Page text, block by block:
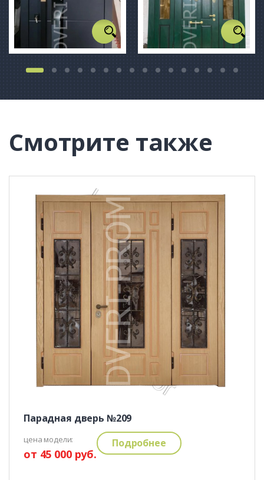
Смотрите также
Парадная дверь №209
цена модели:
от 45 000 руб.
Подробнее